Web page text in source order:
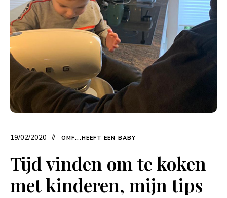
19/02/2020 OMF...HEEFT EEN BABY
Tijd vinden om te koken
met kinderen, mijn tips